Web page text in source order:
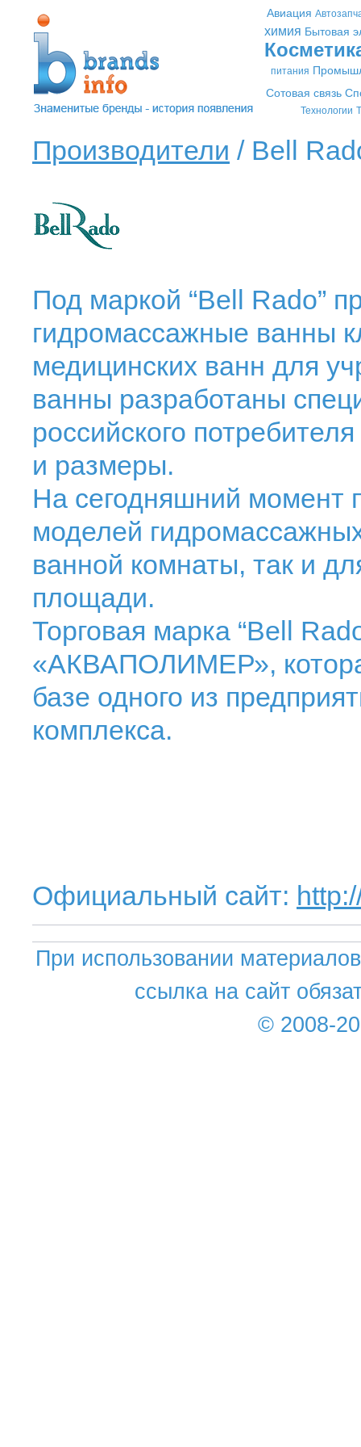
Авиация
химия Бытовая
питания
Сотовая связь
Технологии
Производители / Bell
Под маркой “Bell Rado”
гидромассажные ванны
медицинских ванн для
ванны разработаны
российского
и размеры.
На сегодняшний момент
моделей
ванной комнаты, так и
площади.
Торговая марка “Bell
«АКВАПОЛИМЕР»,
базе одного из
комплекса.
Официальный сайт:
При использовании
ссылка на сайт
© 2008-